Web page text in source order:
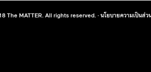
The MATTER. All rights reserved. ·นโยบายความเป็นส่ว